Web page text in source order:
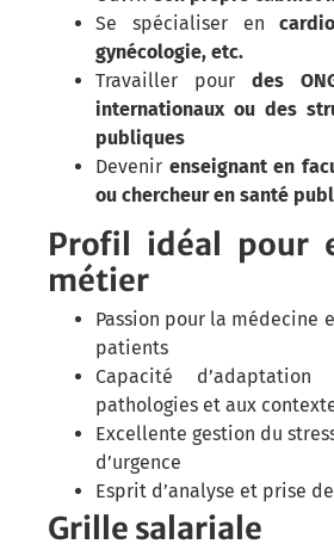
Se spécialiser en
gynécologie, etc.
Travailler pour des
internationaux ou des
publiques
Devenir enseignant en
ou chercheur en santé
Profil idéal pour
métier
Passion pour la médecine
patients
Capacité
pathologies et aux
Excellente gestion du
d’urgence
Esprit d’analyse et prise
Grille salariale